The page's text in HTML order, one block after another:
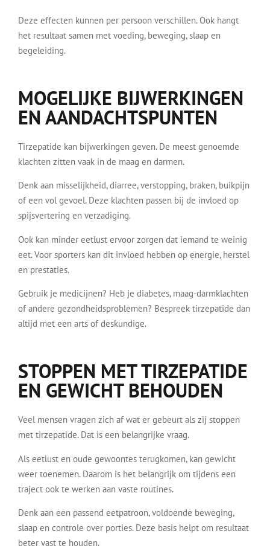
Deze effecten kunnen per persoon verschillen. Ook hangt
het resultaat samen met voeding, beweging, slaap en
begeleiding.
MOGELIJKE BIJWERKINGEN
EN AANDACHTSPUNTEN
Tirzepatide kan bijwerkingen geven. De meest genoemde
klachten zitten vaak in de maag en darmen.
Denk aan misselijkheid, diarree, verstopping, braken, buikpijn
of een vol gevoel. Deze klachten passen bij de invloed op
spijsvertering en verzadiging.
Ook kan minder eetlust ervoor zorgen dat iemand te weinig
eet. Voor sporters kan dit invloed hebben op energie, herstel
en prestaties.
Gebruik je medicijnen? Heb je diabetes, maag-darmklachten
of andere gezondheidsproblemen? Bespreek tirzepatide dan
altijd met een arts of deskundige.
STOPPEN MET TIRZEPATIDE
EN GEWICHT BEHOUDEN
Veel mensen vragen zich af wat er gebeurt als zij stoppen
met tirzepatide. Dat is een belangrijke vraag.
Als eetlust en oude gewoontes terugkomen, kan gewicht
weer toenemen. Daarom is het belangrijk om tijdens een
traject ook te werken aan vaste routines.
Denk aan een passend eetpatroon, voldoende beweging,
slaap en controle over porties. Deze basis helpt om resultaat
beter vast te houden.